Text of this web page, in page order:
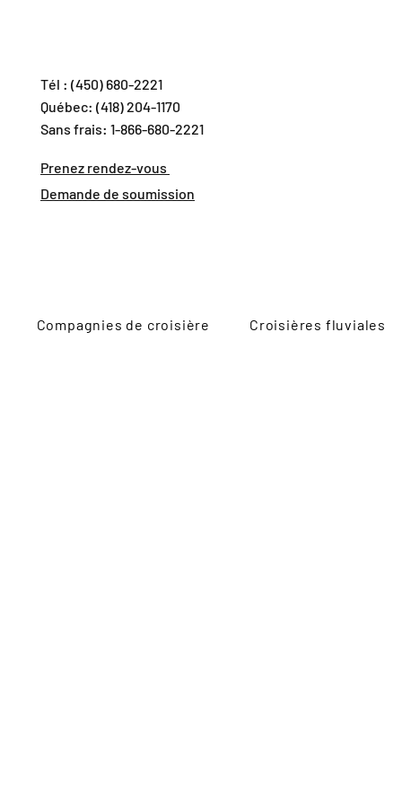
Tél : (450) 680-2221
Québec: (418) 204-1170
Sans frais: 1-866-680-2221
Prenez rendez-vous
Demande de soumission
Compagnies de croisière Croisières fluviales